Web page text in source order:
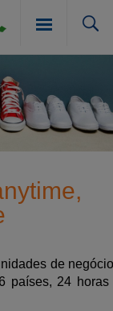
de
países, 24 horas